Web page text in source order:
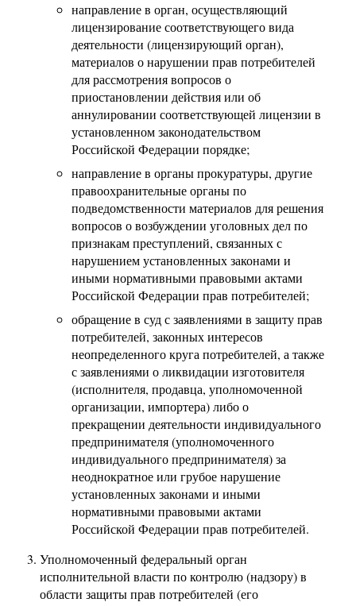
направление в орган, осуществляющий
лицензирование соответствующего вида
деятельности (лицензирующий орган),
материалов о нарушении прав потребителей
для рассмотрения вопросов о
приостановлении действия или об
аннулировании соответствующей лицензии в
установленном законодательством
Российской Федерации порядке;
направление в органы прокуратуры, другие
правоохранительные органы по
подведомственности материалов для решения
вопросов о возбуждении уголовных дел по
признакам преступлений, связанных с
нарушением установленных законами и
иными нормативными правовыми актами
Российской Федерации прав потребителей;
обращение в суд с заявлениями в защиту прав
потребителей, законных интересов
неопределенного круга потребителей, а также
с заявлениями о ликвидации изготовителя
(исполнителя, продавца, уполномоченной
организации, импортера) либо о
прекращении деятельности индивидуального
предпринимателя (уполномоченного
индивидуального предпринимателя) за
неоднократное или грубое нарушение
установленных законами и иными
нормативными правовыми актами
Российской Федерации прав потребителей.
Уполномоченный федеральный орган
исполнительной власти по контролю (надзору) в
области защиты прав потребителей (его